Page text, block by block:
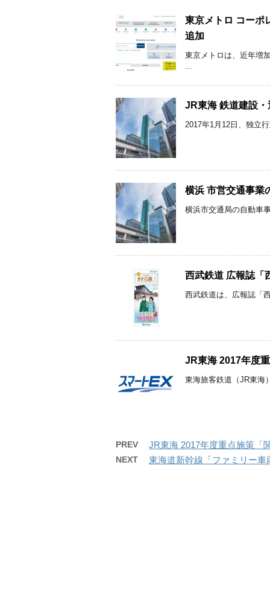
東京メトロ コーポ
追加
東京メトロは、近年増
...
JR東海 鉄道建設
2017年1月12日、独立
横浜 市営交通事業
横浜市交通局の自動車
西武鉄道 広報誌「
西武鉄道は、広報誌「
JR東海 2017年度
東海旅客鉄道（JR東海
PREV JR東海 2017年度重点施策「
NEXT 東海道新幹線「ファミリー